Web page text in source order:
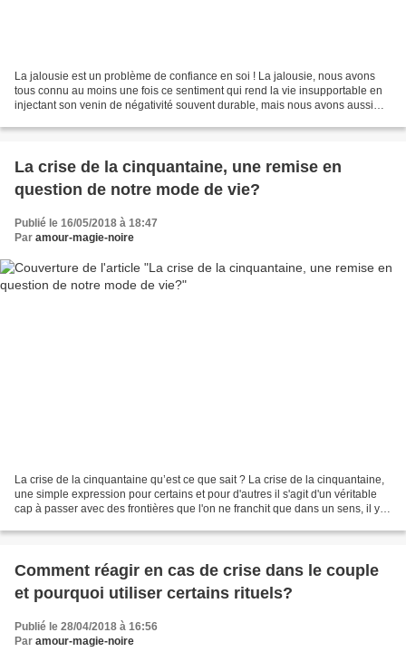
La jalousie est un problème de confiance en soi ! La jalousie, nous avons
tous connu au moins une fois ce sentiment qui rend la vie insupportable en
injectant son venin de négativité souvent durable, mais nous avons aussi
La crise de la cinquantaine, une remise en
question de notre mode de vie?
Publié le 16/05/2018 à 18:47
Par amour-magie-noire
La crise de la cinquantaine qu’est ce que sait ? La crise de la cinquantaine,
une simple expression pour certains et pour d'autres il s'agit d'un véritable
cap à passer avec des frontières que l'on ne franchit que dans un sens, il y a
Comment réagir en cas de crise dans le couple
et pourquoi utiliser certains rituels?
Publié le 28/04/2018 à 16:56
Par amour-magie-noire